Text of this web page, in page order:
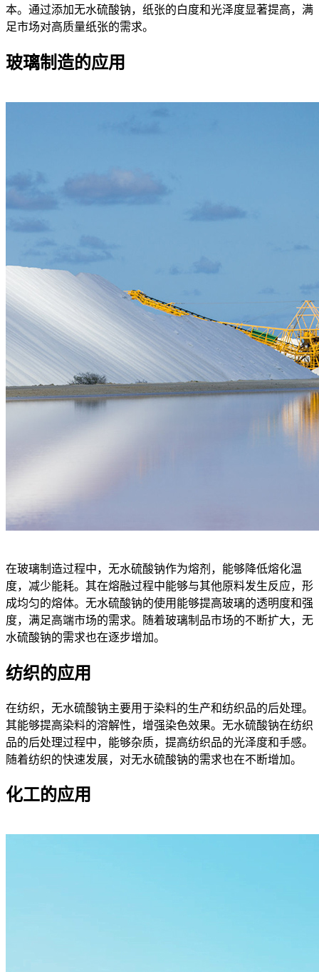
本。通过添加无水硫酸钠，纸张的白度和光泽度显著提高，满
足市场对高质量纸张的需求。
玻璃制造的应用
在玻璃制造过程中，无水硫酸钠作为熔剂，能够降低熔化温
度，减少能耗。其在熔融过程中能够与其他原料发生反应，形
成均匀的熔体。无水硫酸钠的使用能够提高玻璃的透明度和强
度，满足高端市场的需求。随着玻璃制品市场的不断扩大，无
水硫酸钠的需求也在逐步增加。
纺织的应用
在纺织，无水硫酸钠主要用于染料的生产和纺织品的后处理。
其能够提高染料的溶解性，增强染色效果。无水硫酸钠在纺织
品的后处理过程中，能够杂质，提高纺织品的光泽度和手感。
随着纺织的快速发展，对无水硫酸钠的需求也在不断增加。
化工的应用